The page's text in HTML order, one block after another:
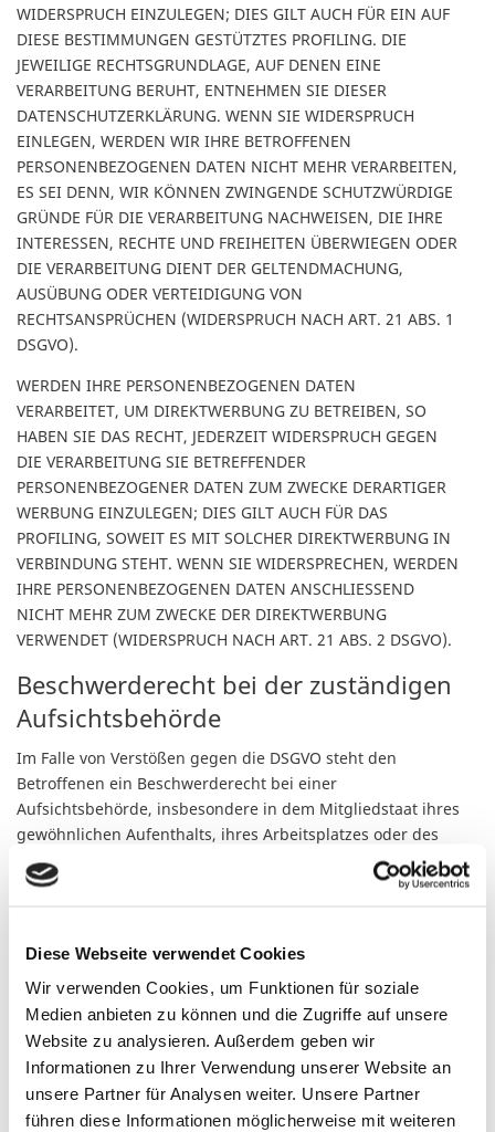
Diese Webseite verwendet Cookies
Wir verwenden Cookies, um Funktionen für soziale
Medien anbieten zu können und die Zugriffe auf unsere
Website zu analysieren. Außerdem geben wir
Informationen zu Ihrer Verwendung unserer Website an
unsere Partner für Analysen weiter. Unsere Partner
führen diese Informationen möglicherweise mit weiteren
WIDERSPRUCH EINZULEGEN; DIES GILT AUCH FÜR EIN AUF
DIESE BESTIMMUNGEN GESTÜTZTES PROFILING. DIE
JEWEILIGE RECHTSGRUNDLAGE, AUF DENEN EINE
VERARBEITUNG BERUHT, ENTNEHMEN SIE DIESER
DATENSCHUTZERKLÄRUNG. WENN SIE WIDERSPRUCH
EINLEGEN, WERDEN WIR IHRE BETROFFENEN
PERSONENBEZOGENEN DATEN NICHT MEHR VERARBEITEN,
ES SEI DENN, WIR KÖNNEN ZWINGENDE SCHUTZWÜRDIGE
GRÜNDE FÜR DIE VERARBEITUNG NACHWEISEN, DIE IHRE
INTERESSEN, RECHTE UND FREIHEITEN ÜBERWIEGEN ODER
DIE VERARBEITUNG DIENT DER GELTENDMACHUNG,
AUSÜBUNG ODER VERTEIDIGUNG VON
RECHTSANSPRÜCHEN (WIDERSPRUCH NACH ART. 21 ABS. 1
DSGVO).
WERDEN IHRE PERSONENBEZOGENEN DATEN
VERARBEITET, UM DIREKTWERBUNG ZU BETREIBEN, SO
HABEN SIE DAS RECHT, JEDERZEIT WIDERSPRUCH GEGEN
DIE VERARBEITUNG SIE BETREFFENDER
PERSONENBEZOGENER DATEN ZUM ZWECKE DERARTIGER
WERBUNG EINZULEGEN; DIES GILT AUCH FÜR DAS
PROFILING, SOWEIT ES MIT SOLCHER DIREKTWERBUNG IN
VERBINDUNG STEHT. WENN SIE WIDERSPRECHEN, WERDEN
IHRE PERSONENBEZOGENEN DATEN ANSCHLIESSEND
NICHT MEHR ZUM ZWECKE DER DIREKTWERBUNG
VERWENDET (WIDERSPRUCH NACH ART. 21 ABS. 2 DSGVO).
Beschwerde­recht bei der zuständigen
Aufsichts­behörde
Im Falle von Verstößen gegen die DSGVO steht den
Betroffenen ein Beschwerderecht bei einer
Aufsichtsbehörde, insbesondere in dem Mitgliedstaat ihres
gewöhnlichen Aufenthalts, ihres Arbeitsplatzes oder des
Orts des mutmaßlichen Verstoßes zu. Das Beschwerderecht
besteht unbeschadet anderweitiger verwaltungsrechtlicher
Recht auf Daten­übertrag­barkeit
Sie haben das Recht, Daten, die wir auf Grundlage Ihrer
Einwilligung oder in Erfüllung eines Vertrags automatisiert
verarbeiten, an sich oder an einen Dritten in einem
gängigen, maschinenlesbaren Format aushändigen zu
lassen. Sofern Sie die direkte Übertragung der Daten an
einen anderen Verantwortlichen verlangen, erfolgt dies